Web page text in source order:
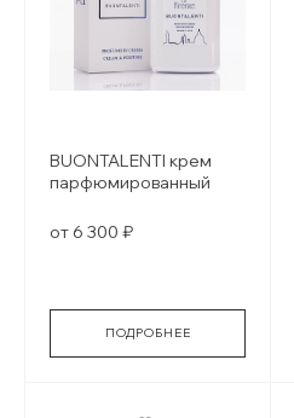
BUONTALENTI крем
парфюмированный
от 6 300 ₽
ПОДРОБНЕЕ